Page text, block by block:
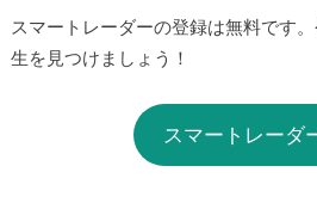
スマートレーダーの登録は無料です
生を見つけましょう！
スマートレーダ